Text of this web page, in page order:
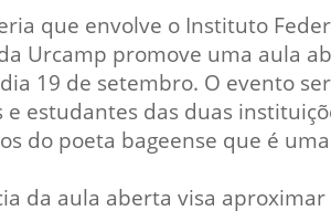
Urcamp Faz Bem
que envolve o Instituto
Urcamp promove uma aula
19 de setembro. O evento
e estudantes das duas
do poeta bageense que é
da aula aberta visa aproximar